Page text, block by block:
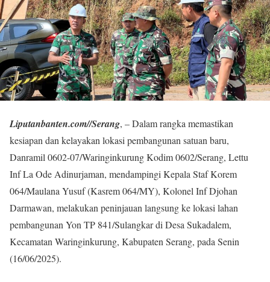
Liputanbanten.com//Serang, – Dalam rangka memastikan
kesiapan dan kelayakan lokasi pembangunan satuan baru,
Danramil 0602-07/Waringinkurung Kodim 0602/Serang, Lettu
Inf La Ode Adinurjaman, mendampingi Kepala Staf Korem
064/Maulana Yusuf (Kasrem 064/MY), Kolonel Inf Djohan
Darmawan, melakukan peninjauan langsung ke lokasi lahan
pembangunan Yon TP 841/Sulangkar di Desa Sukadalem,
Kecamatan Waringinkurung, Kabupaten Serang, pada Senin
(16/06/2025).